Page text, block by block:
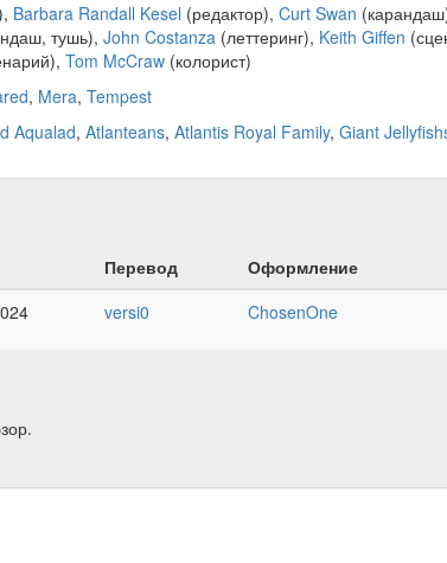
Barbara Randall Kesel (редактор), Curt Swan
тушь), John Costanza(леттеринг), Keith Giffen
Tom McCraw(колорист)
, Mera, Tempest
Aqualad, Atlanteans, Atlantis Royal Family, Giant
Перевод
Оформление
versi0 ChosenOne